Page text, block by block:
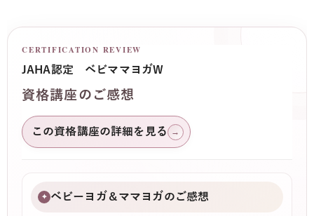
CERTIFICATION REVIEW
JAHA認定 ベビママヨガW
資格講座のご感想
この資格講座の詳細を見る →
✦ ベビーヨガ＆ママヨガのご感想